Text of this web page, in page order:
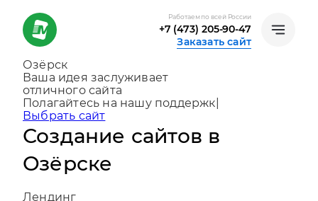
Работаем по всей России
+7 (473) 205-90-47
Заказать сайт
Озёрск
Ваша идея заслуживает
отличного сайта
Создаем, консультируем и помогаем
развивать|
Выбрать сайт
Создание сайтов в
Озёрске